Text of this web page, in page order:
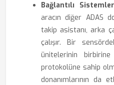
Bağlantılı
aracın diğer ADAS
takip asistanı, arka
çalışır. Bir
ünitelerinin
protokolüne sahip
donanımlarının da